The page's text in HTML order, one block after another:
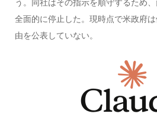
う。同社はその指示を順守するため
全面的に停止した。現時点で米政府
由を公表していない。